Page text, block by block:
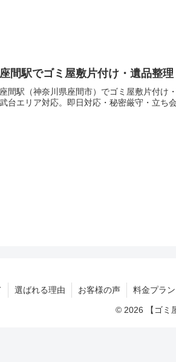
座間駅でゴミ屋敷片付け・遺品整
座間駅（神奈川県座間市）でゴミ屋敷片付け
武台エリア対応。即日対応・秘密厳守・立ち
選ばれる理由 お客様の声 料金プラン
© 2026 【ゴミ